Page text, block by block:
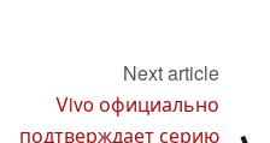
Next article
Vivo официально
подтверждает серию